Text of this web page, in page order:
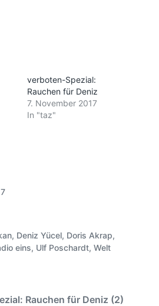
verboten-Spezial:
Rauchen für Deniz
7. November 2017
In "taz"
, Deniz Yücel, Doris Akrap,
eins, Ulf Poschardt, Welt
Rauchen für Deniz (2)